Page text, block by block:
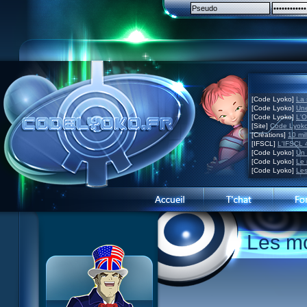
[Code Lyoko] La
[Code Lyoko]
[Code Lyoko]
[Site] Code
[Créations] 10
[IFSCL] L'IFSCL
[Code Lyoko] Un
[Code Lyoko] Le
[Code Lyoko]
Visite guidée
Inscription
Contact
Concours
Les